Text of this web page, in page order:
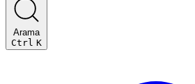
Arama
Ctrl K